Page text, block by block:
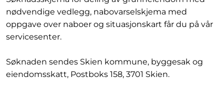
nødvendige vedlegg, nabovarselskjema med
oppgave over naboer og situasjonskart får du på vår
servicesenter.
Søknaden sendes Skien kommune, byggesak og
eiendomsskatt, Postboks 158, 3701 Skien.